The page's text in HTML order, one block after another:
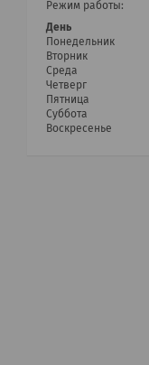
Режим работы:
День
Понедельник
Вторник
Среда
Четверг
Пятница
Суббота
Воскресенье